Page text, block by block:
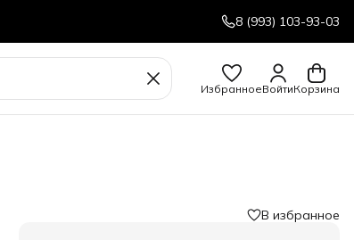
8 (993) 103-93-03
ИзбранноеВойтиКорзина
В избранное